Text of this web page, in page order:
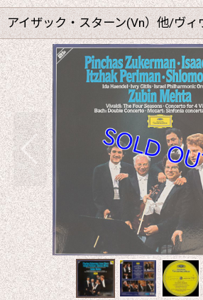
アイザック・スターン(Vn）他/ヴィ